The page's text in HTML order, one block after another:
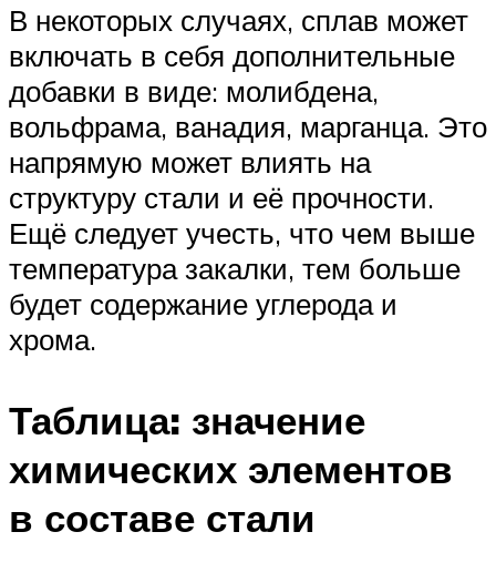
В некоторых случаях, сплав может
включать в себя дополнительные
добавки в виде: молибдена,
вольфрама, ванадия, марганца. Это
напрямую может влиять на
структуру стали и её прочности.
Ещё следует учесть, что чем выше
температура закалки, тем больше
будет содержание углерода и
хрома.
Таблица: значение
химических элементов
в составе стали